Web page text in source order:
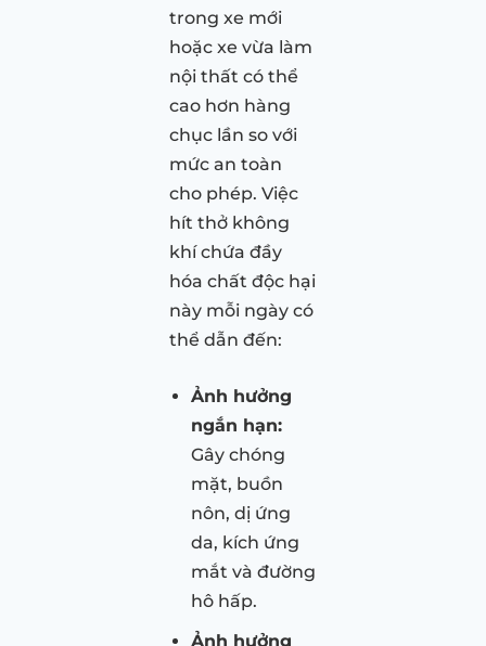
trong xe mới
hoặc xe vừa làm
nội thất có thể
cao hơn hàng
chục lần so với
mức an toàn
cho phép. Việc
hít thở không
khí chứa đầy
hóa chất độc hại
này mỗi ngày có
thể dẫn đến:
Ảnh hưởng
ngắn hạn:
Gây chóng
mặt, buồn
nôn, dị ứng
da, kích ứng
mắt và đường
hô hấp.
Ảnh hưởng